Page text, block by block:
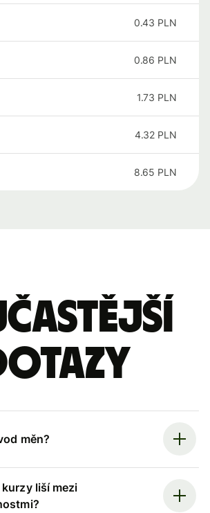
0.43 PLN
0.86 PLN
1.73 PLN
4.32 PLN
8.65 PLN
měn?
liší mezi